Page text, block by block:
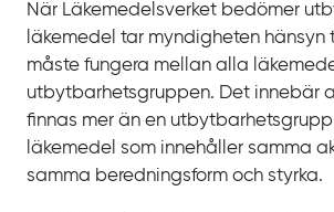
När Läkemedelsverket bedömer
läkemedel tar myndigheten
måste fungera mellan alla
utbytbarhetsgruppen. Det innebär
finnas mer än en
läkemedel som innehåller samma
samma beredningsform och styrka.